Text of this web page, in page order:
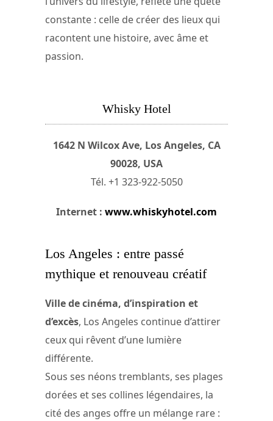
constante : celle de créer des lieux qui
racontent une histoire, avec âme et
passion.
Whisky Hotel
1642 N Wilcox Ave, Los Angeles, CA
90028, USA
Tél. +1 323-922-5050
Internet : www.whiskyhotel.com
Los Angeles : entre passé
mythique et renouveau créatif
Ville de cinéma, d’inspiration et
d’excès, Los Angeles continue d’attirer
ceux qui rêvent d’une lumière
différente.
Sous ses néons tremblants, ses plages
dorées et ses collines légendaires, la
cité des anges offre un mélange rare :